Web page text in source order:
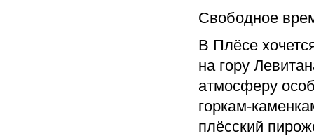
Свободное
В Плёсе
на гору
атмосферу
горкам-
плёсский